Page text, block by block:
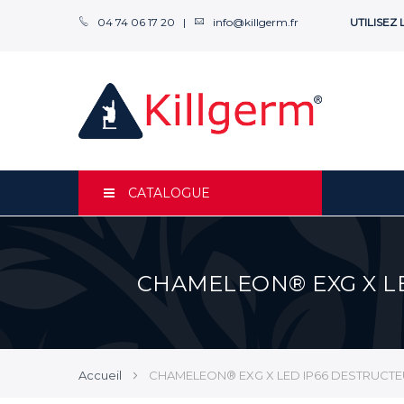
04 74 06 17 20 | info@killgerm.fr UTILISEZ
CATALOGUE
CHAMELEON® EXG X
Accueil CHAMELEON® EXG X LED IP66